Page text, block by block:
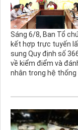
Sáng 6/8, Ban Tổ
kết hợp trực tuyến
sung Quy định số
về kiểm điểm và
nhân trong hệ thống